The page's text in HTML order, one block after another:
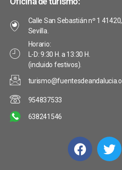
Calle San Sebastián nº 1
Sevilla.
Horario:
L-D: 9:30 H. a 13:30 H.
(incluido festivos).
954837533
638241546